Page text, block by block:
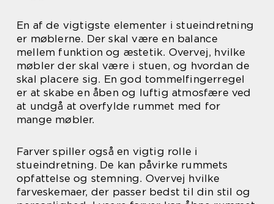
En af de vigtigste elementer i stueindretning
er møblerne. Der skal være en balance
mellem funktion og æstetik. Overvej, hvilke
møbler der skal være i stuen, og hvordan de
skal placere sig. En god tommelfingerregel
er at skabe en åben og luftig atmosfære ved
at undgå at overfylde rummet med for
mange møbler.
Farver spiller også en vigtig rolle i
stueindretning. De kan påvirke rummets
opfattelse og stemning. Overvej hvilke
farveskemaer, der passer bedst til din stil og